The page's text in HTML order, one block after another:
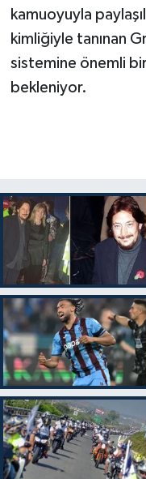
kamuoyuyla
kimliğiyle tanınan
sistemine önemli
bekleniyor.